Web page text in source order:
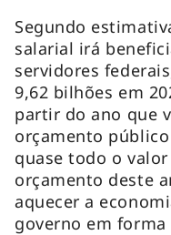
Segundo
salarial irá
servidores
9,62 bilhões em
partir do ano que
orçamento
quase todo o
orçamento deste
aquecer a
governo em forma